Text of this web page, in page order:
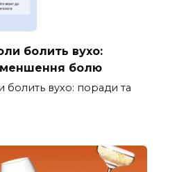
болить вухо:
болю
вухо: поради та